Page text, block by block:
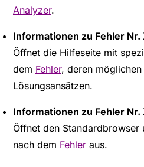
Analyzer.
Informationen zu Fehler Nr.
Öffnet die Hilfeseite mit
dem Fehler, deren möglichen
Lösungsansätzen.
Informationen zu Fehler
Öffnet den Standardbrowser
nach dem Fehler aus.